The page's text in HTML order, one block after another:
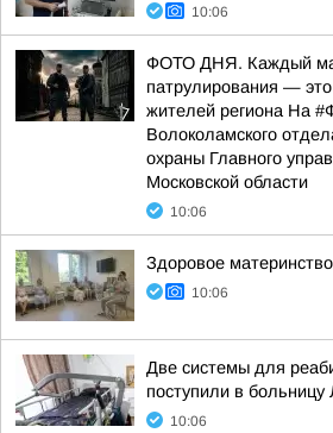
10:06
ФОТО ДНЯ. Каждый
патрулирования —
жителей региона На
Волоколамского
охраны Главного
Московской области
10:06
Здоровое
10:06
Две системы для
поступили в
10:06